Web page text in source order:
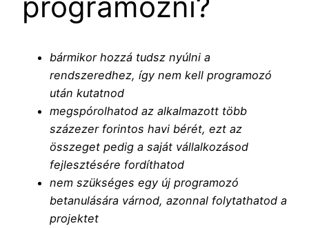
bármikor hozzá tudsz nyúlni a
rendszeredhez, így nem kell programozó
után kutatnod
megspórolhatod az alkalmazott több
százezer forintos havi bérét, ezt az
összeget pedig a saját vállalkozásod
fejlesztésére fordíthatod
nem szükséges egy új programozó
betanulására várnod, azonnal folytathatod a
projektet